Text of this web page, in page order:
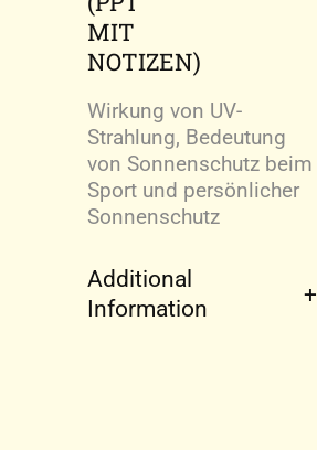
MIT
NOTIZEN)
Wirkung von UV-
Strahlung, Bedeutung
von Sonnenschutz beim
Sport und persönlicher
Sonnenschutz
Additional
Information